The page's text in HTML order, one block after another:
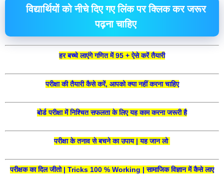
विद्यार्थियों को नीचे दिए गए लिंक पर क्लिक कर जरूर
पढ़ना चाहिए
हर बच्चे लाएंगे गणित में 95 + ऐसे करें तैयारी
परीक्षा की तैयारी कैसे करें, आपको क्या नहीं करना चाहिए
बोर्ड परीक्षा में निश्चित सफलता के लिए यह काम करना जरूरी है
परीक्षा के तनाव से बचने का उपाय | यह जान लो
परीक्षक का दिल जीतो | Tricks 100 % Working | सामाजिक विज्ञान में कैसे लाए